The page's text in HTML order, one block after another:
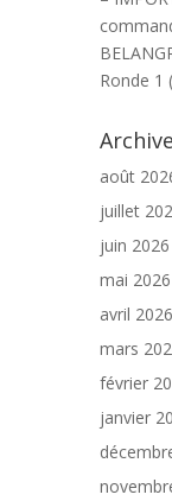
Ronde 1
août
juillet
juin 2026
mai 2026
avril 2026
mars
février
janvier